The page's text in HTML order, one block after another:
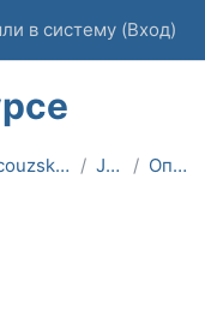
в систему (Вход)
Katedra francouzského jazyka a literatury JKF-SA Описание